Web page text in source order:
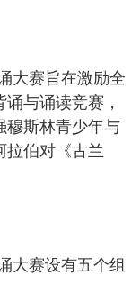
大赛旨在激励全
与诵读竞赛，
穆斯林青少年与
拉伯对《古兰
大赛设有五个组